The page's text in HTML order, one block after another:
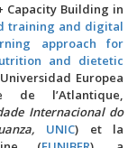
Capacity Building in
training and digital
approach for
and dietetic
Europea
de l’Atlantique,
Internacional do
UNIC) et la